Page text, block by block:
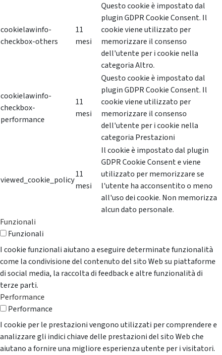
cookielawinfo-
checkbox-others
11
mesi
Questo cookie è impostato dal
plugin GDPR Cookie Consent. Il
cookie viene utilizzato per
memorizzare il consenso
dell'utente per i cookie nella
categoria Altro.
cookielawinfo-
checkbox-
performance
11
mesi
Questo cookie è impostato dal
plugin GDPR Cookie Consent. Il
cookie viene utilizzato per
memorizzare il consenso
dell'utente per i cookie nella
categoria Prestazioni
viewed_cookie_policy
11
mesi
Il cookie è impostato dal plugin
GDPR Cookie Consent e viene
utilizzato per memorizzare se
l'utente ha acconsentito o meno
all'uso dei cookie. Non memorizza
alcun dato personale.
Funzionali
Funzionali
I cookie funzionali aiutano a eseguire determinate funzionalità
come la condivisione del contenuto del sito Web su piattaforme
di social media, la raccolta di feedback e altre funzionalità di
terze parti.
Performance
Performance
I cookie per le prestazioni vengono utilizzati per comprendere e
analizzare gli indici chiave delle prestazioni del sito Web che
aiutano a fornire una migliore esperienza utente per i visitatori.